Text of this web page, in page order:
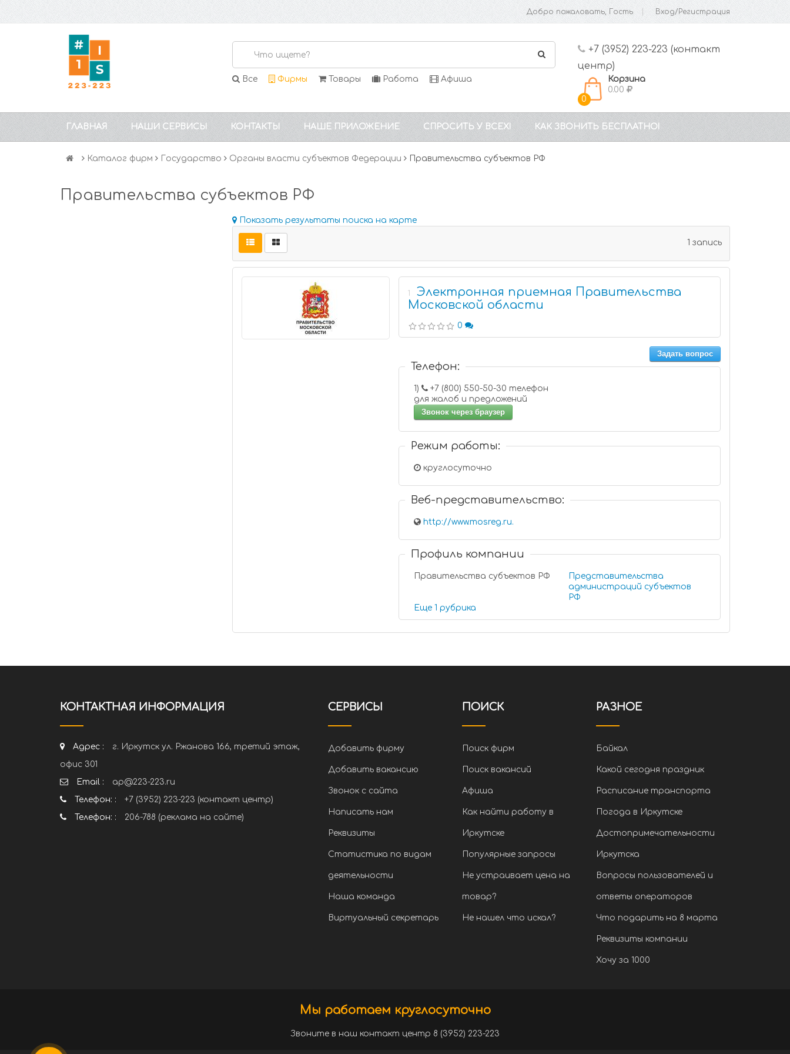
Добро пожаловать, Гость Вход/Регистрация
Все Фирмы Товары Работа Афиша
+7 (3952) 223-223 (контакт
центр)
0
Корзина
0.00
ГЛАВНАЯ НАШИ СЕРВИСЫ КОНТАКТЫ НАШЕ ПРИЛОЖЕНИЕ СПРОСИТЬ У ВСЕХ! КАК ЗВОНИТЬ БЕСПЛАТНО!
Каталог фирм Государство Органы власти субъектов Федерации Правительства субъектов РФ
Правительства субъектов РФ
Показать результаты поиска на карте
1 запись
1
Электронная приемная Правительства
Московской области
0
Задать вопрос
Телефон:
1)
+7 (800) 550-50-30 телефон
для жалоб и предложений
Звонок через браузер
Режим работы:
круглосуточно
Веб-представительство:
http://www.mosreg.ru.
Профиль компании
Правительства субъектов РФ
Представительства
администраций субъектов
РФ
Еще 1 рубрика
КОНТАКТНАЯ ИНФОРМАЦИЯ
Адрес :
г. Иркутск ул. Ржанова 166, третий этаж,
офис 301
Email :
ap@223-223.ru
Телефон: :
+7 (3952) 223-223 (контакт центр)
Телефон: :
206-788 (реклама на сайте)
СЕРВИСЫ
Добавить фирму
Добавить вакансию
Звонок с сайта
Написать нам
Реквизиты
Статистика по видам
деятельности
Наша команда
Виртуальный секретарь
ПОИСК
Поиск фирм
Поиск вакансий
Афиша
Как найти работу в
Иркутске
Популярные запросы
Не устраивает цена на
товар?
Не нашел что искал?
РАЗНОЕ
Байкал
Какой сегодня праздник
Расписание транспорта
Погода в Иркутске
Достопримечательности
Иркутска
Вопросы пользователей и
ответы операторов
Что подарить на 8 марта
Реквизиты компании
Хочу за 1000
Мы работаем круглосуточно
Звоните в наш контакт центр 8 (3952) 223-223